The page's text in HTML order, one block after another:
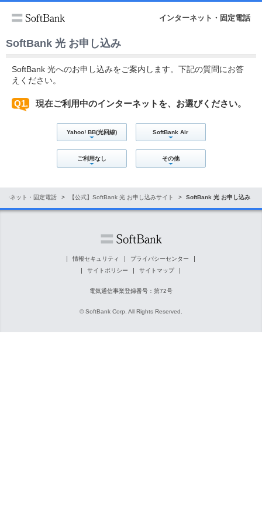
インターネット・固定電話
SoftBank 光 お申し込み
SoftBank 光へのお申し込みをご案内します。下記の質問にお答
えください。
Q1. 現在ご利用中のインターネットを、お選びください。
Yahoo! BB(光回線) SoftBank Air
ご利用なし その他
ーネット・固定電話 【公式】SoftBank 光 お申し込みサイト SoftBank 光 お申し込み
情報セキュリティ
プライバシーセンター
サイトポリシー
サイトマップ
電気通信事業登録番号：第72号
© SoftBank Corp. All Rights Reserved.